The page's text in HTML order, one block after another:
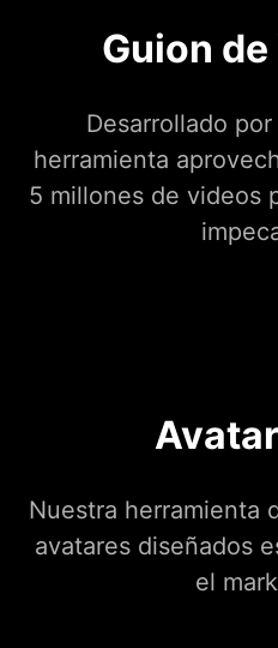
Guion
Desarrollado
herramienta
5 millones de videos
Nuestra herramienta
avatares diseñados
el